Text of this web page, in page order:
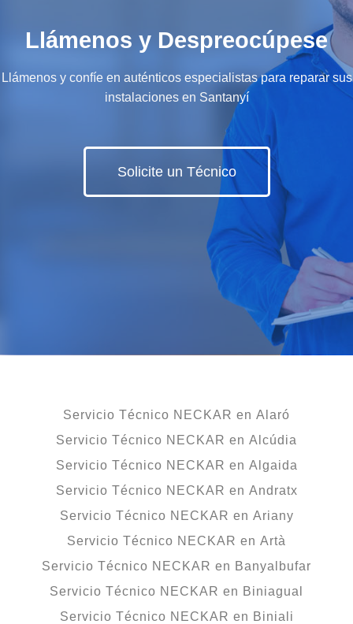
Llámenos y Despreocúpese
Llámenos y confíe en auténticos especialistas para reparar sus
instalaciones en Santanyí
Solicite un Técnico
Servicio Técnico NECKAR en Alaró
Servicio Técnico NECKAR en Alcúdia
Servicio Técnico NECKAR en Algaida
Servicio Técnico NECKAR en Andratx
Servicio Técnico NECKAR en Ariany
Servicio Técnico NECKAR en Artà
Servicio Técnico NECKAR en Banyalbufar
Servicio Técnico NECKAR en Biniagual
Servicio Técnico NECKAR en Biniali